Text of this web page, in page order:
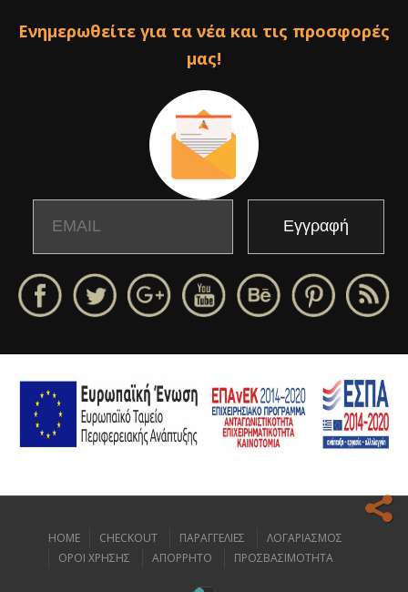
Ενημερωθείτε για τα νέα και τις προσφορές
μας!
Ο ιστοχώρος μας κάνει χρήση cookies για να σας προσφέρει την
HOME CHECKOUT ΠΑΡΑΓΓΕΛΙΕΣ
ΛΟΓΑΡΙΑΣΜΟΣ
ΟΡΟΙ ΧΡΗΣΗΣ
ΑΠΟΡΡΗΤΟ ΠΡΟΣΒΑΣΙΜΟΤΗΤΑ